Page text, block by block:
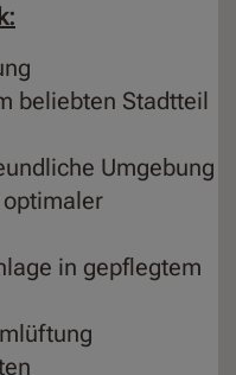
beliebten Stadtteil
Umgebung
in gepflegtem